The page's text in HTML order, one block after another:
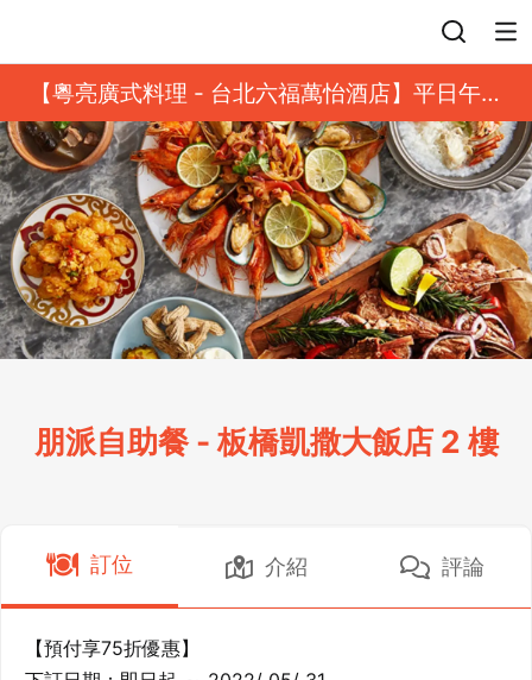
【粵亮廣式料理 - 台北六福萬怡酒店】平日午餐
8 折起｜靓港點套餐
朋派自助餐 - 板橋凱撒大飯店 2 樓
訂位 介紹 評論
【預付享75折優惠】